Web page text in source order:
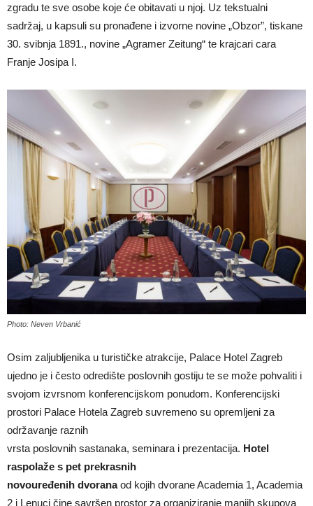
zgradu te sve osobe koje će obitavati u njoj. Uz tekstualni
sadržaj, u kapsuli su pronađene i izvorne novine „Obzor”, tiskane
30. svibnja 1891., novine „Agramer Zeitung“ te krajcari cara
Franje Josipa I.
Photo: Neven Vrbanić
Osim zaljubljenika u turističke atrakcije, Palace Hotel Zagreb
ujedno je i često odredište poslovnih gostiju te se može pohvaliti i
svojom izvrsnom konferencijskom ponudom. Konferencijski
prostori Palace Hotela Zagreb suvremeno su opremljeni za
održavanje raznih
vrsta poslovnih sastanaka, seminara i prezentacija. Hotel
raspolaže s pet prekrasnih
novouređenih dvoranaod kojih dvorane Academia 1, Academia
2 i Lenuci čine savršen prostor za organiziranje manjih skupova